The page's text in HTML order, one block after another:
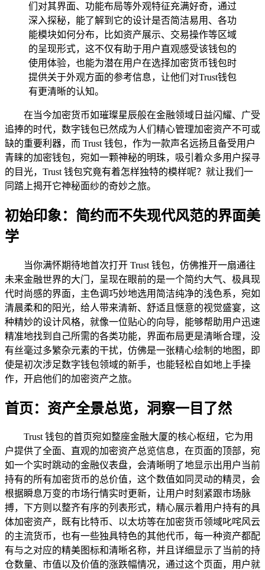
们对其界面、功能布局等外观特征充满好奇，通过
深入探秘，能了解到它的设计是否简洁易用、各功
能模块如何分布，比如资产展示、交易操作等区域
的呈现形式，这不仅有助于用户直观感受该钱包的
使用体验，也能为潜在用户在选择加密货币钱包时
提供关于外观方面的参考信息，让他们对Trust钱包
有更清晰的认知。
在当今加密货币如璀璨星辰般在金融领域日益闪耀、广受
追捧的时代，数字钱包已然成为人们精心管理加密资产不可或
缺的重要利器，而 Trust 钱包，作为一款声名远扬且备受用户
青睐的加密钱包，宛如一颗神秘的明珠，吸引着众多用户探寻
的目光，Trust 钱包究竟有着怎样独特的模样呢？就让我们一
同踏上揭开它神秘面纱的奇妙之旅。
初始印象：简约而不失现代风范的界面美
学
当你满怀期待地首次打开 Trust 钱包，仿佛推开一扇通往
未来金融世界的大门，呈现在眼前的是一个简约大气、极具现
代时尚感的界面，主色调巧妙地选用简洁纯净的浅色系，宛如
清晨柔和的阳光，给人带来清新、舒适且惬意的视觉盛宴，这
种精妙的设计风格，就像一位贴心的向导，能够帮助用户迅速
精准地找到自己所需的各类功能，界面布局更是清晰合理，没
有丝毫过多繁杂元素的干扰，仿佛是一张精心绘制的地图，即
使是初次涉足数字钱包领域的新手，也能轻松自如地上手操
作，开启他们的加密资产之旅。
首页：资产全景总览，洞察一目了然
Trust 钱包的首页宛如整座金融大厦的核心枢纽，它为用
户提供了全面、直观的加密资产总览信息，在页面的顶部，宛
如一个实时跳动的金融仪表盘，会清晰明了地显示出用户当前
持有的所有加密货币的总价值，这个数值如同灵动的精灵，会
根据瞬息万变的市场行情实时更新，让用户时刻紧跟市场脉
搏，下方则以整齐有序的列表形式，精心展示着用户持有的具
体加密资产，既有比特币、以太坊等在加密货币领域叱咤风云
的主流货币，也有一些独具特色的其他代币，每一种资产都配
有与之对应的精美图标和清晰名称，并且详细显示了当前的持
仓数量、市值以及价值的涨跌幅情况，通过这个页面，用户就